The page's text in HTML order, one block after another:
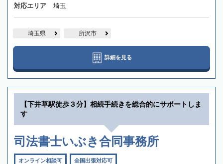
対応エリア 埼玉
埼玉県 所沢市
詳細を見る
【下井草駅徒歩３分】相続手続きを総合的にサポートしま
す
司法書士いぶき合同事務所
オンライン相談可 全国出張対応可